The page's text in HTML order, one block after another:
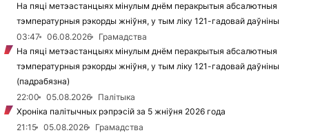
На пяці метэастанцыях мінулым днём перакрытыя абсалютныя
тэмпературныя рэкорды жніўня, у тым ліку 121-гадовай даўніны
03:47
06.08.2026
Грамадства
На пяці метэастанцыях мінулым днём перакрытыя абсалютныя
тэмпературныя рэкорды жніўня, у тым ліку 121-гадовай даўніны
(падрабязна)
22:00
05.08.2026
Палітыка
Хроніка палітычных рэпрэсій за 5 жніўня 2026 года
21:15
05.08.2026
Грамадства